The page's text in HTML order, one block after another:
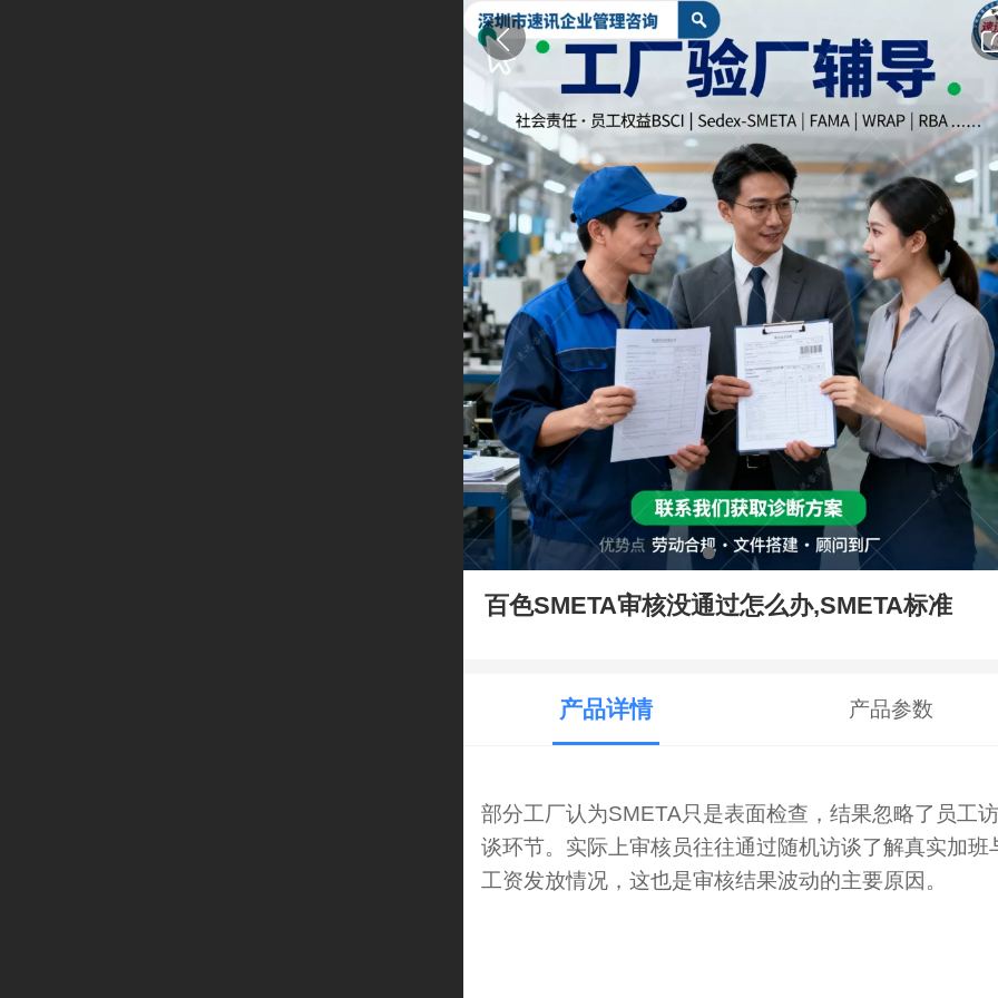
百色SMETA审核没通过怎么办,SMETA标准
产品详情 产品参数
部分工厂认为SMETA只是表面检查，结果忽略了员工访
谈环节。实际上审核员往往通过随机访谈了解真实加班
工资发放情况，这也是审核结果波动的主要原因。